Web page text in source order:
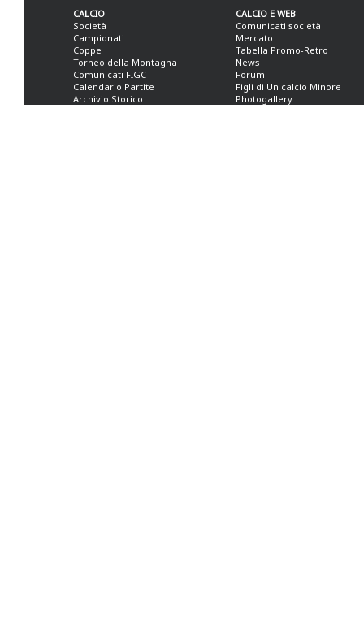
CALCIO
Società
Campionati
Coppe
Torneo della Montagna
Comunicati FIGC
Calendario Partite
Archivio Storico
CALCIO E WEB
Comunicati società
Mercato
Tabella Promo-Retro
News
Forum
Figli di Un calcio Minore
Photogallery